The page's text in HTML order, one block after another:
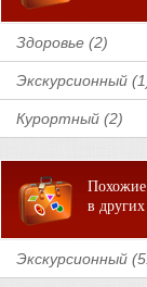
Здоровье (2)
Экскурсионный
Курортный (2)
в других
Экскурсионный